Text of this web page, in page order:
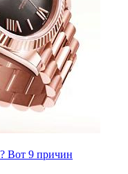
Вот 9 причин